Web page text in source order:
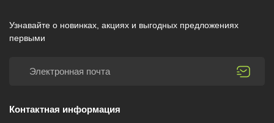
Узнавайте о новинках, акциях и выгодных предложениях
первыми
Контактная информация